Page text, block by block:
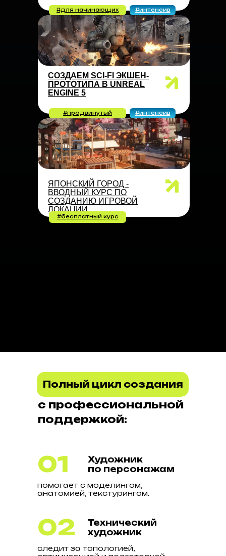
#для начинающих #интенсив
CОЗДАЕМ SCI-FI ЭКШЕН-
ПРОТОТИПА В UNREAL
ENGINE 5
#продвинутый #интенсив
ЯПОНСКИЙ ГОРОД -
ВВОДНЫЙ КУРС ПО
СОЗДАНИЮ ИГРОВОЙ
ЛОКАЦИИ
#бесплатный курс
помогает с моделингом,
анатомией, текстурингом.
Художник
по персонажам
01
следит за топологией,
Технический
художник
02
с профессиональной
поддержкой:
Полный цикл создания